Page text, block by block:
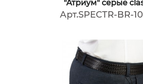
"Атриум" серые
Арт.SPECTR-BR-